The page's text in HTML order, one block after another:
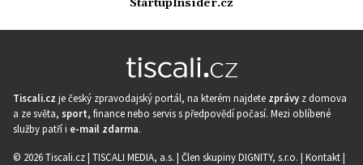
StartupInsider.cz
Tiscali.cz je český zpravodajský portál, na kterém najdete zprávy z domova
a ze světa, sport, finance nebo servis s předpovědí počasí. Mezi oblíbené
služby patří i e-mail zdarma.
© 2026 Tiscali.cz | TISCALI MEDIA, a.s. | Člen skupiny DIGNITY, s.r.o. | Kontakt|